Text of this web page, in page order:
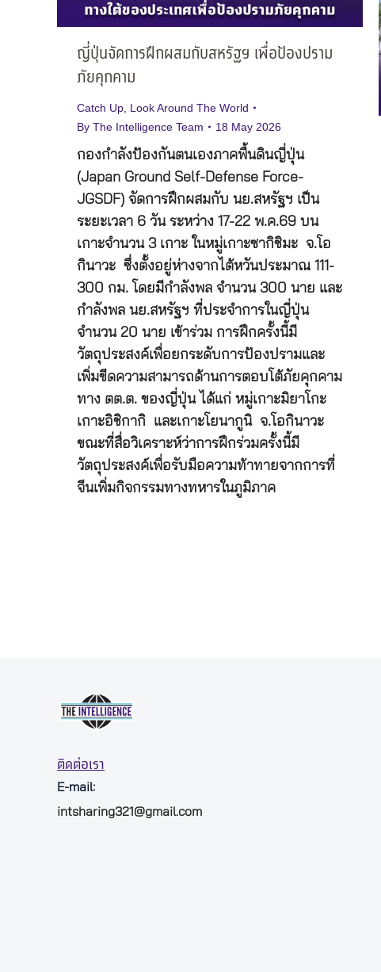
ญี่ปุ่นจัดการฝึกผสมกับสหรัฐฯ เพื่อป้องปราม
ภัยคุกคาม
Catch Up Look Around The World
By The Intelligence Team 18 May 2026
กองกำลังป้องกันตนเองภาคพื้นดินญี่ปุ่น
(Japan Ground Self-Defense Force-
JGSDF) จัดการฝึกผสมกับ นย.สหรัฐฯ เป็น
ระยะเวลา 6 วัน ระหว่าง 17-22 พ.ค.69 บน
เกาะจำนวน 3 เกาะ ในหมู่เกาะซากิชิมะ จ.โอ
กินาวะ ซึ่งตั้งอยู่ห่างจากไต้หวันประมาณ 111-
300 กม. โดยมีกำลังพล จำนวน 300 นาย และ
กำลังพล นย.สหรัฐฯ ที่ประจำการในญี่ปุ่น
จำนวน 20 นาย เข้าร่วม การฝึกครั้งนี้มี
วัตถุประสงค์เพื่อยกระดับการป้องปรามและ
เพิ่มขีดความสามารถด้านการตอบโต้ภัยคุกคาม
ทาง ตต.ต. ของญี่ปุ่น ได้แก่ หมู่เกาะมิยาโกะ
เกาะอิชิกากิ และเกาะโยนากูนิ จ.โอกินาวะ
ขณะที่สื่อวิเคราะห์ว่าการฝึกร่วมครั้งนี้มี
วัตถุประสงค์เพื่อรับมือความท้าทายจากการที่
จีนเพิ่มกิจกรรมทางทหารในภูมิภาค
ติดต่อเรา
E-mail:
intsharing321@gmail.com